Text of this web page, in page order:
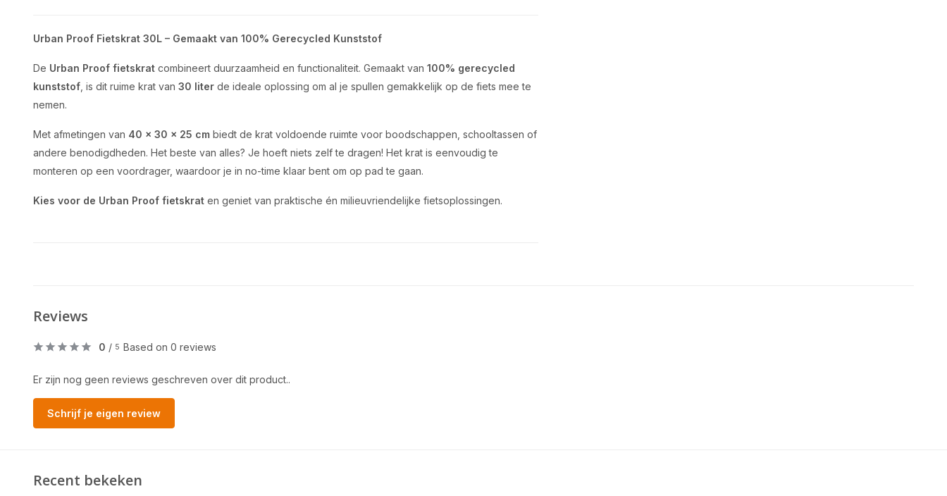
Urban Proof Fietskrat 30L – Gemaakt van 100% Gerecycled Kunststof
De Urban Proof fietskrat combineert duurzaamheid en functionaliteit. Gemaakt van 100% gerecycled
kunststof , is dit ruime krat van 30 liter de ideale oplossing om al je spullen gemakkelijk op de fiets mee te
nemen.
Met afmetingen van 40 x 30 x 25 cm biedt de krat voldoende ruimte voor boodschappen, schooltassen of
andere benodigdheden. Het beste van alles? Je hoeft niets zelf te dragen! Het krat is eenvoudig te
monteren op een voordrager, waardoor je in no-time klaar bent om op pad te gaan.
Kies voor de Urban Proof fietskrat en geniet van praktische én milieuvriendelijke fietsoplossingen.
Reviews
0 / 5 Based on 0 reviews
Er zijn nog geen reviews geschreven over dit product..
Schrijf je eigen review
Recent bekeken